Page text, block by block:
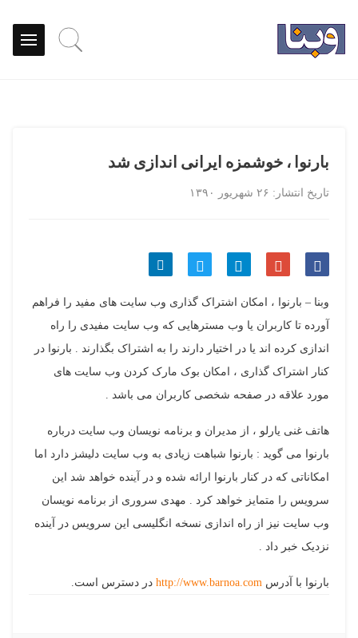
بارنوا ، خوشمزه ایرانی اندازی شد
تاریخ انتشار: ۲۶ شهریور ۱۳۹۰
گذاری
در
فیسبوک
گذاری
در
گوگل
گذاری
در
تلگرام
گذاری
در
توییتر
گذاری
در
لینکدین
وبنا – بارنوا ، امکان اشتراک گذاری وب سایت های مفید را فراهم
آورده تا کاربران یا وب مسترهایی که وب سایت مفیدی را راه
اندازی کرده اند یا در اختیار دارند را به اشتراک بگذارند . بارنوا در
کنار اشتراک گذاری ، امکان بوک مارک کردن وب سایت های
مورد علاقه در صفحه شخصی کاربران می باشد .
هاتف غنی یارلو ، از مدیران و برنامه نویسان وب سایت درباره
بارنوا می گوید : بارنوا شباهت زیادی به وب سایت دلیشز دارد اما
امکاناتی که در کنار بارنوا ارائه شده و در آینده خواهد شد این
سرویس را متمایز خواهد کرد . مهدی سروری از برنامه نویسان
وب سایت نیز از راه اندازی نسخه انگلیسی این سرویس در آینده
نزدیک خبر داد .
بارنوا با آدرس http://www.barnoa.com در دسترس است.